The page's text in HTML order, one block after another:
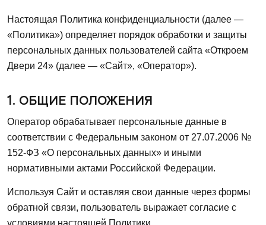
Настоящая Политика конфиденциальности (далее —
«Политика») определяет порядок обработки и защиты
персональных данных пользователей сайта «Откроем
Двери 24» (далее — «Сайт», «Оператор»).
1. ОБЩИЕ ПОЛОЖЕНИЯ
Оператор обрабатывает персональные данные в
соответствии с Федеральным законом от 27.07.2006 №
152-ФЗ «О персональных данных» и иными
нормативными актами Российской Федерации.
Используя Сайт и оставляя свои данные через формы
обратной связи, пользователь выражает согласие с
условиями настоящей Политики.